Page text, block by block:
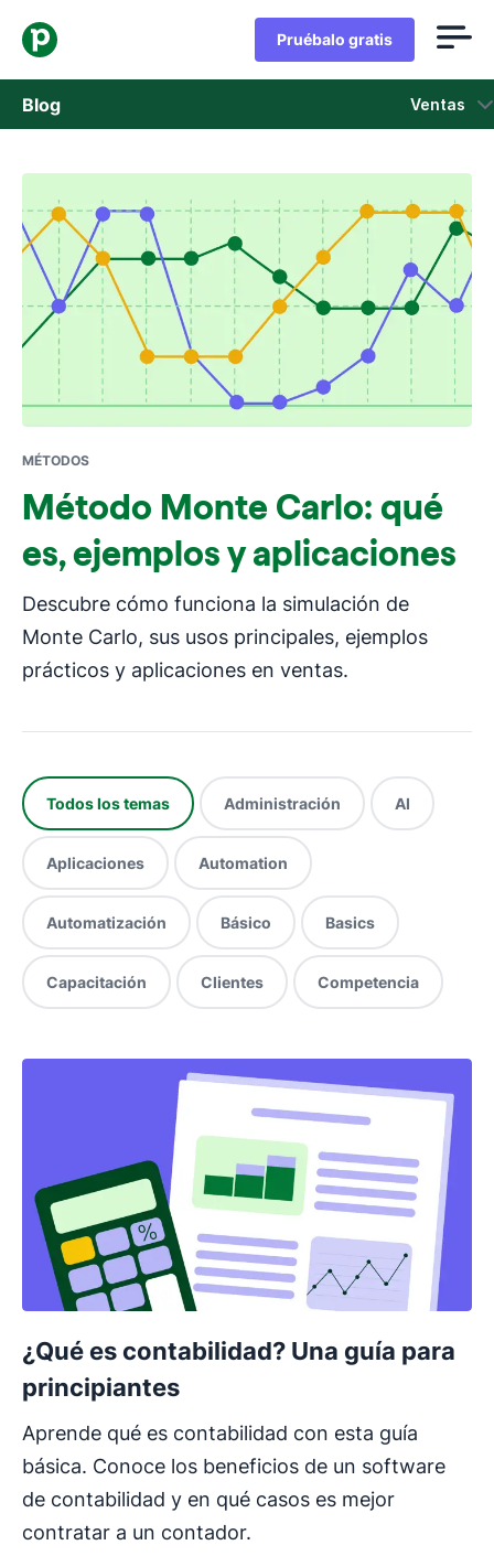
Pruébalo gratis
Blog Ventas
Ventas
Marketing
Actualizaciones de Producto
Casos de estudio
Se abre en una nueva ventana
MÉTODOS
Método Monte Carlo: qué
es, ejemplos y aplicaciones
Descubre cómo funciona la simulación de
Monte Carlo, sus usos principales, ejemplos
prácticos y aplicaciones en ventas.
Todos los temas Administración AI
Aplicaciones Automation
Automatización Básico Basics
Capacitación Clientes Competencia
¿Qué es contabilidad? Una guía para
principiantes
Aprende qué es contabilidad con esta guía
básica. Conoce los beneficios de un software
de contabilidad y en qué casos es mejor
contratar a un contador.